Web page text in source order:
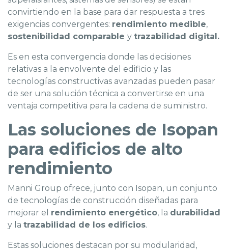
convirtiendo en la base para dar respuesta a tres
exigencias convergentes: rendimiento medible,
sostenibilidad comparable y trazabilidad digital.
Es en esta convergencia donde las decisiones
relativas a la envolvente del edificio y las
tecnologías constructivas avanzadas pueden pasar
de ser una solución técnica a convertirse en una
ventaja competitiva para la cadena de suministro.
Las soluciones de Isopan
para edificios de alto
rendimiento
Manni Group ofrece, junto con Isopan, un conjunto
de tecnologías de construcción diseñadas para
mejorar el rendimiento energético, la durabilidad
y la trazabilidad de los edificios.
Estas soluciones destacan por su modularidad,